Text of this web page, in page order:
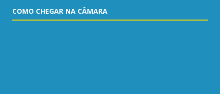
COMO CHEGAR NA CÂMARA